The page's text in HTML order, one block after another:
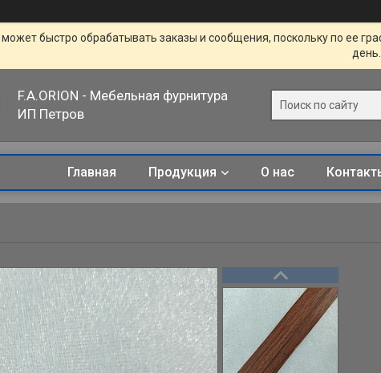
быстро обрабатывать заказы и сообщения, поскольку по ее
день.
F.A.ORION - Мебельная фурнитура
ИП Петров
Главная Продукция О нас